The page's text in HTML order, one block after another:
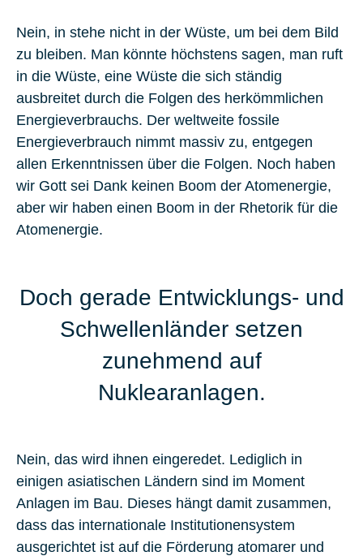
Nein, in stehe nicht in der Wüste, um bei dem Bild
zu bleiben. Man könnte höchstens sagen, man ruft
in die Wüste, eine Wüste die sich ständig
ausbreitet durch die Folgen des herkömmlichen
Energieverbrauchs. Der weltweite fossile
Energieverbrauch nimmt massiv zu, entgegen
allen Erkenntnissen über die Folgen. Noch haben
wir Gott sei Dank keinen Boom der Atomenergie,
aber wir haben einen Boom in der Rhetorik für die
Atomenergie.
Doch gerade Entwicklungs- und
Schwellenländer setzen
zunehmend auf
Nuklearanlagen.
Nein, das wird ihnen eingeredet. Lediglich in
einigen asiatischen Ländern sind im Moment
Anlagen im Bau. Dieses hängt damit zusammen,
dass das internationale Institutionensystem
ausgerichtet ist auf die Förderung atomarer und